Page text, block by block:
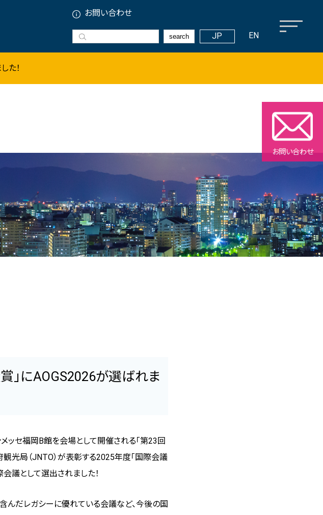
お問い合わせ
search JP EN
メディアライブラリー
サステナビリティ
文化伝統承継と地域貢献
MICE事業者への啓発活動
た！
」にAOGS2026が選ばれま
セ福岡B館を会場として開催される「第23回
観光局（JNTO）が表彰する2025年度「国際会議
議として選出されました！
んだレガシーに優れている会議など、今後の国
お問い合わせ